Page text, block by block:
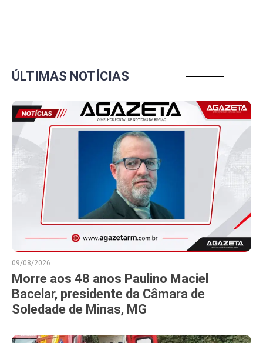
ÚLTIMAS NOTÍCIAS
09/08/2026
Morre aos 48 anos Paulino Maciel
Bacelar, presidente da Câmara de
Soledade de Minas, MG